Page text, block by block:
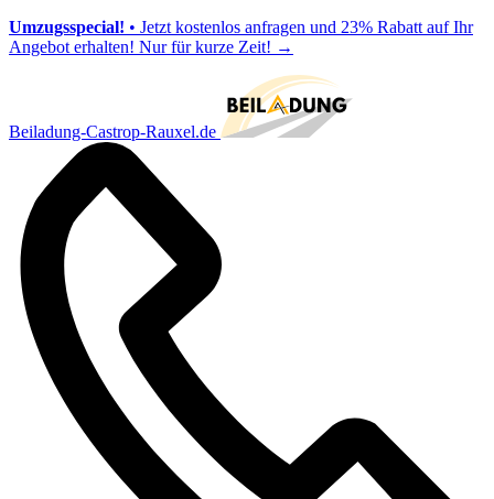
Umzugsspecial! • Jetzt kostenlos anfragen und 23% Rabatt auf Ihr
Angebot erhalten! Nur für kurze Zeit! →
Beiladung-Castrop-Rauxel.de